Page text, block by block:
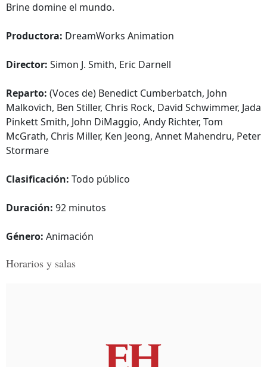
Brine domine el mundo.
Productora: DreamWorks Animation
Director: Simon J. Smith, Eric Darnell
Reparto: (Voces de) Benedict Cumberbatch, John
Malkovich, Ben Stiller, Chris Rock, David Schwimmer, Jada
Pinkett Smith, John DiMaggio, Andy Richter, Tom
McGrath, Chris Miller, Ken Jeong, Annet Mahendru, Peter
Stormare
Clasificación: Todo público
Duración: 92 minutos
Género: Animación
Horarios y salas